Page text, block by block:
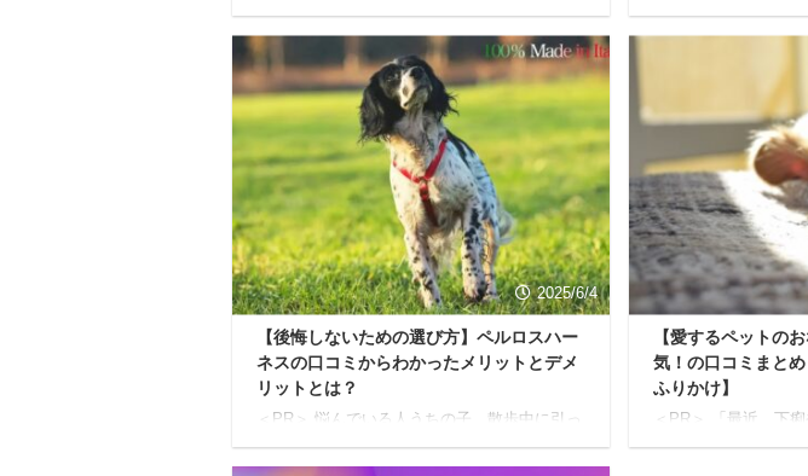
った方が効果が出るのかな？ 今回はこんな疑
問に答えていきます。 ※前置き 後述する内容
に関しては、あくまでも私自身の体験に基づ
いた感想となっております。 効果は個人差が
ありますし、必ずしも効果を保証するもので
はありませんのでご注意ください。 本記事の
内容 フラクショナルレーザー1回目施術後に感
じた効果とは フラクショナルレーザーは継続
して通うことを推奨します 本記事の信頼性 筆
者自身、フラクショナルレーザーを1クール
（6 ...
だけど、ぶっちゃけ
ないなら具体的な対
だけど…。 今回はこ
す。 本記事の内容
する可能性はありま
治りません ニキビ
『肌環境』＋『適切
信頼性 筆者のバル
もバルクオムを愛用
ーより確実な真相が
しまうと、 ...
2025/6/4
【後悔しないための選び方】ペルロスハー
ネスの口コミからわかったメリットとデメ
リットとは？
＜PR＞ 悩んでいる人うちの子、散歩中に引っ
て…しかも、ハーネスが首を苦しめているみ
【愛するペットの
気！の口コミまと
ふりかけ】
＜PR＞ 「最近、下